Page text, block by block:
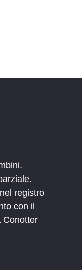
registro
con il
Conotter